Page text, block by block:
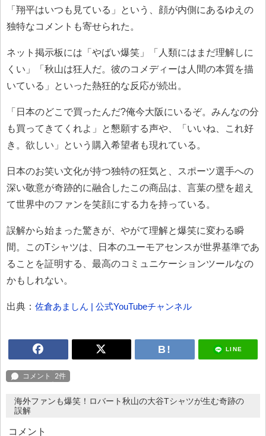
「翔平はいつも見ている」という、顔が内側にあるゆえの
独特なコメントも寄せられた。
ネット掲示板には「やばい爆笑」「人類にはまだ理解しに
くい」「秋山は狂人だ。彼のコメディーは人間の本質を描
いている」といった熱狂的な反応が続出。
「日本のどこで買ったんだ?俺今大阪にいるぞ。みんなの分
も買ってきてくれよ」と懇願する声や、「いいね、これ好
き。欲しい」という購入希望者も現れている。
日本のお笑い文化が持つ独特の狂気と、スポーツ選手への
深い敬意が奇跡的に融合したこの商品は、言葉の壁を超え
て世界中のファンを笑顔にする力を持っている。
誤解から始まった驚きが、やがて理解と爆笑に変わる瞬
間。このTシャツは、日本のユーモアセンスが世界基準であ
ることを証明する、最高のコミュニケーションツールなの
かもしれない。
出典： 佐倉あましん | 公式YouTubeチャンネル
LINE
海外ファンも爆笑！ロバート秋山の大谷Tシャツが生む奇跡の
誤解